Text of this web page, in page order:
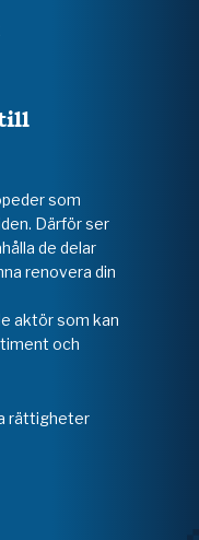
som
Därför ser
de delar
renovera din
aktör som kan
och
rättigheter